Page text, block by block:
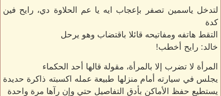
لتدخل ياسمين تصفر بإعجاب ايه يا عم الحلاوة دي، رايح فين
كدة
التقط هاتفه ومفاتيحه قائلا باقتضاب وهو يرحل
خالد: رايح أخطب!
المرأة لا تضرب إلا بالمرأة، مقولة قالها أحد الحكماء
يجلس في سيارته أمام منزلها طبيعة عمله اكسبته ذاكرة حديدة
يستطيع حفظ الأماكن بأدق التفاصيل حتي وإن رآها مرة واحدة